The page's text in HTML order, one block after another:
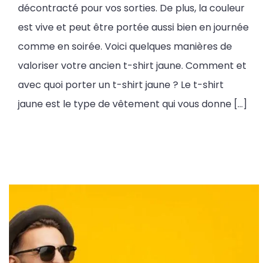
décontracté pour vos sorties. De plus, la couleur
est vive et peut être portée aussi bien en journée
comme en soirée. Voici quelques manières de
valoriser votre ancien t-shirt jaune. Comment et
avec quoi porter un t-shirt jaune ? Le t-shirt
jaune est le type de vêtement qui vous donne […]